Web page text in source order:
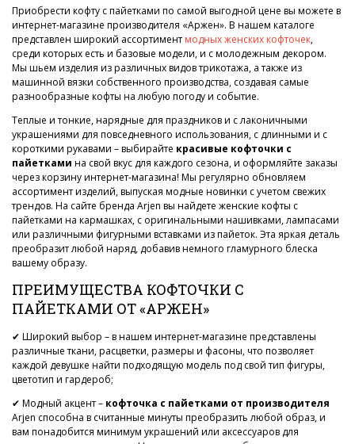
Приобрести кофту с пайетками по самой выгодной цене вы можете в
интернет-магазине производителя «Аржен». В нашем каталоге
представлен широкий ассортимент модных женских кофточек,
среди которых есть и базовые модели, и с молодежным декором.
Мы шьем изделия из различных видов трикотажа, а также из
машинной вязки собственного производства, создавая самые
разнообразные кофты на любую погоду и событие.
Теплые и тонкие, нарядные для праздников и с лаконичными
украшениями для повседневного использования, с длинными и с
короткими рукавами – выбирайте красивые кофточки с
пайетками на свой вкус для каждого сезона, и оформляйте заказы
через корзину интернет-магазина! Мы регулярно обновляем
ассортимент изделий, выпуская модные новинки с учетом свежих
трендов. На сайте бренда Arjen вы найдете женские кофты с
пайетками на кармашках, с оригинальными нашивками, лампасами
или различными фигурными вставками из пайеток. Эта яркая деталь
преобразит любой наряд, добавив немного гламурного блеска
вашему образу.
ПРЕИМУЩЕСТВА КОФТОЧКИ С
ПАЙЕТКАМИ ОТ «АРЖЕН»
✔ Широкий выбор – в нашем интернет-магазине представлены
различные ткани, расцветки, размеры и фасоны, что позволяет
каждой девушке найти подходящую модель под свой тип фигуры,
цветотип и гардероб;
✔ Модный акцент – кофточка с пайетками от производителя
Arjen способна в считанные минуты преобразить любой образ, и
вам понадобится минимум украшений или аксессуаров для